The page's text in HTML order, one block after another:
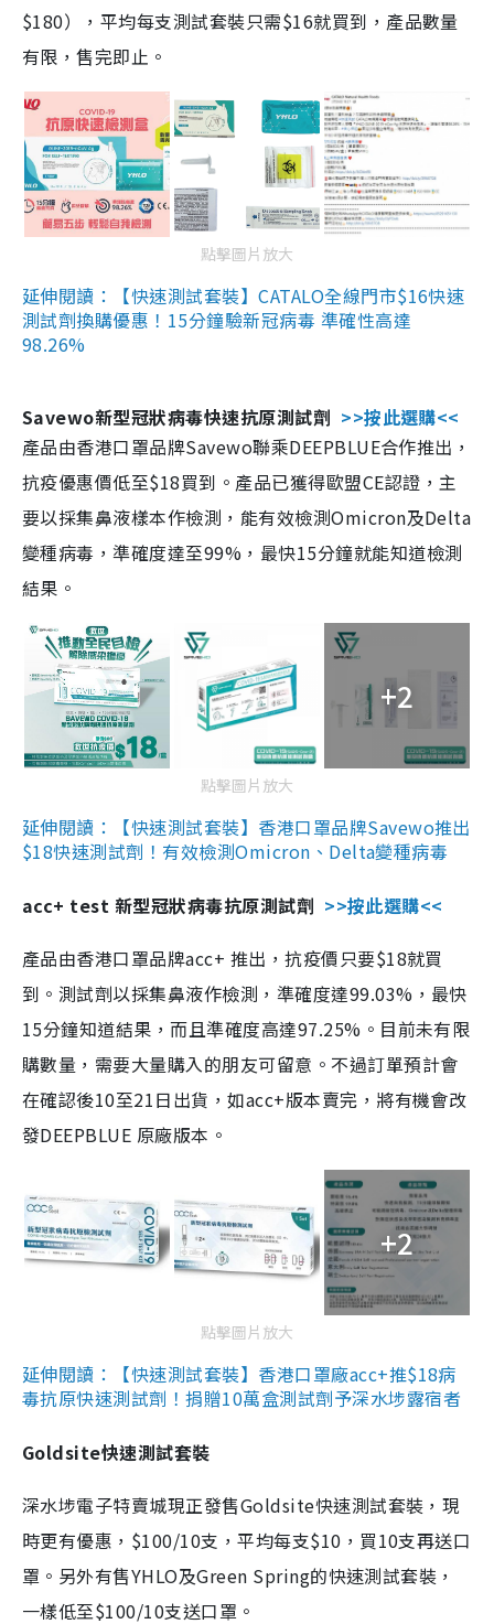
$180），平均每支測試套裝只需$16就買到，產品數量
有限，售完即止。
點擊圖片放大
延伸閱讀：【快速測試套裝】CATALO全線門市$16快速
測試劑換購優惠！15分鐘驗新冠病毒 準確性高達
98.26%
Savewo新型冠狀病毒快速抗原測試劑 >>按此選購<<
產品由香港口罩品牌Savewo聯乘DEEPBLUE合作推出，
抗疫優惠價低至$18買到。產品已獲得歐盟CE認證，主
要以採集鼻液樣本作檢測，能有效檢測Omicron及Delta
變種病毒，準確度達至99%，最快15分鐘就能知道檢測
結果。
+2
點擊圖片放大
延伸閱讀：【快速測試套裝】香港口罩品牌Savewo推出
$18快速測試劑！有效檢測Omicron、Delta變種病毒
acc+ test 新型冠狀病毒抗原測試劑 >>按此選購<<
產品由香港口罩品牌acc+ 推出，抗疫價只要$18就買
到。測試劑以採集鼻液作檢測，準確度達99.03%，最快
15分鐘知道結果，而且準確度高達97.25%。目前未有限
購數量，需要大量購入的朋友可留意。不過訂單預計會
在確認後10至21日出貨，如acc+版本賣完，將有機會改
發DEEPBLUE 原廠版本。
+2
點擊圖片放大
延伸閱讀：【快速測試套裝】香港口罩廠acc+推$18病
毒抗原快速測試劑！捐贈10萬盒測試劑予深水埗露宿者
Goldsite快速測試套裝
深水埗電子特賣城現正發售Goldsite快速測試套裝，現
時更有優惠，$100/10支，平均每支$10，買10支再送口
罩。另外有售YHLO及Green Spring的快速測試套裝，
一樣低至$100/10支送口罩。